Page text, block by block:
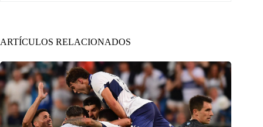
ARTÍCULOS RELACIONADOS